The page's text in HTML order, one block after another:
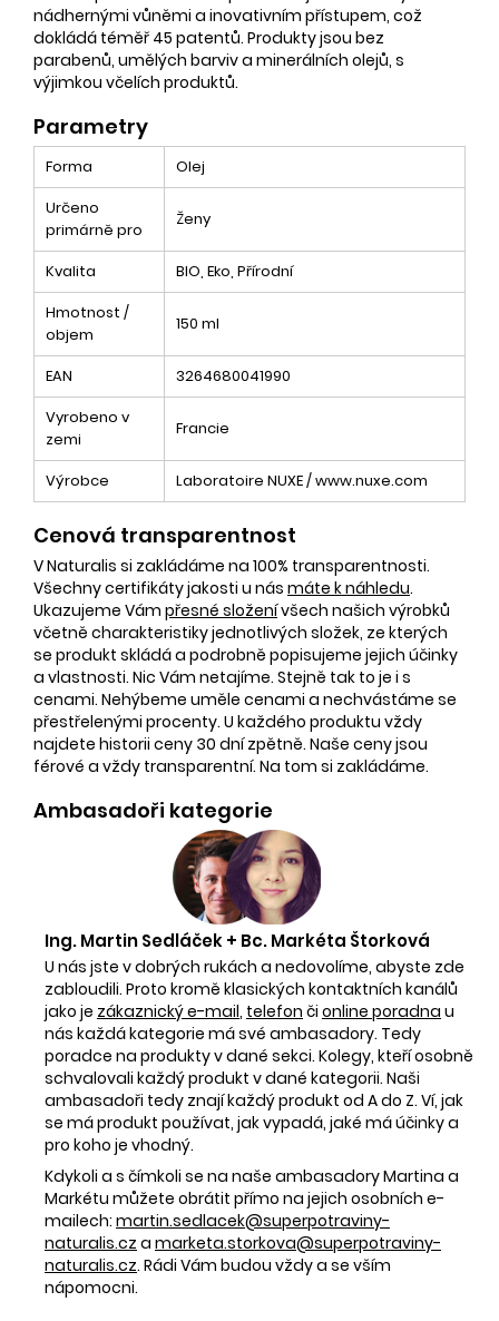
nádhernými vůněmi a inovativním přístupem, což
dokládá téměř 45 patentů. Produkty jsou bez
parabenů, umělých barviv a minerálních olejů, s
výjimkou včelích produktů.
Parametry
Forma
Olej
Určeno
primárně pro
Ženy
Kvalita
BIO, Eko, Přírodní
Hmotnost /
objem
150 ml
EAN
3264680041990
Vyrobeno v
zemi
Francie
Výrobce Laboratoire NUXE / www.nuxe.com
Cenová transparentnost
V Naturalis si zakládáme na 100% transparentnosti.
Všechny certifikáty jakosti u nás máte k náhledu.
Ukazujeme Vám přesné složenívšech našich výrobků
včetně charakteristiky jednotlivých složek, ze kterých
se produkt skládá a podrobně popisujeme jejich účinky
a vlastnosti. Nic Vám netajíme. Stejně tak to je i s
cenami. Nehýbeme uměle cenami a nechvástáme se
přestřelenými procenty. U každého produktu vždy
najdete historii ceny 30 dní zpětně. Naše ceny jsou
férové a vždy transparentní. Na tom si zakládáme.
Ambasadoři kategorie
Ing. Martin Sedláček + Bc. Markéta Štorková
U nás jste v dobrých rukách a nedovolíme, abyste zde
zabloudili. Proto kromě klasických kontaktních kanálů
jako je zákaznický e-mail, telefon či online poradna u
nás každá kategorie má své ambasadory. Tedy
poradce na produkty v dané sekci. Kolegy, kteří osobně
schvalovali každý produkt v dané kategorii. Naši
ambasadoři tedy znají každý produkt od A do Z. Ví, jak
se má produkt používat, jak vypadá, jaké má účinky a
pro koho je vhodný.
Kdykoli a s čímkoli se na naše ambasadory Martina a
Markétu můžete obrátit přímo na jejich osobních e-
mailech: martin.sedlacek@superpotraviny-
naturalis.cz a marketa.storkova@superpotraviny-
naturalis.cz. Rádi Vám budou vždy a se vším
nápomocni.